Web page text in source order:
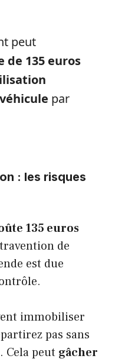
peut
de 135 euros
par
: les risques
135 euros
de
est due
immobiliser
pas sans
Cela peut gâcher